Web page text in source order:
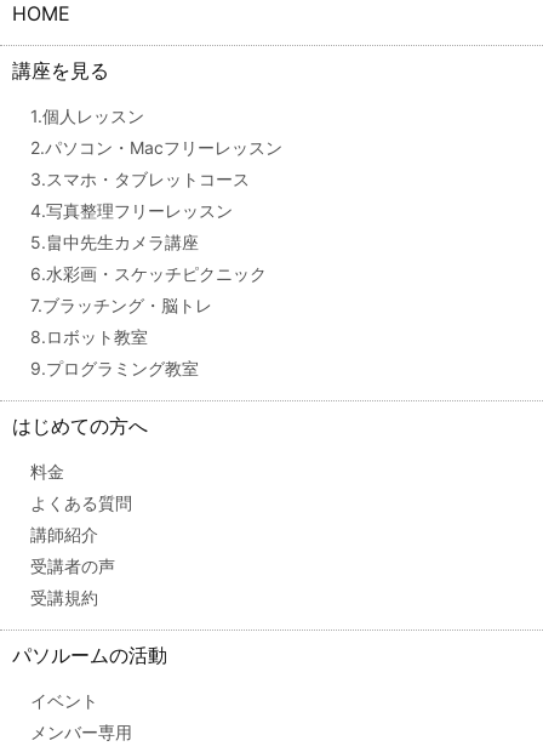
HOME
講座を見る
1.個人レッスン
2.パソコン・Macフリーレッスン
3.スマホ・タブレットコース
4.写真整理フリーレッスン
5.畠中先生カメラ講座
6.水彩画・スケッチピクニック
7.ブラッチング・脳トレ
8.ロボット教室
9.プログラミング教室
はじめての方へ
料金
よくある質問
講師紹介
受講者の声
受講規約
パソルームの活動
イベント
メンバー専用